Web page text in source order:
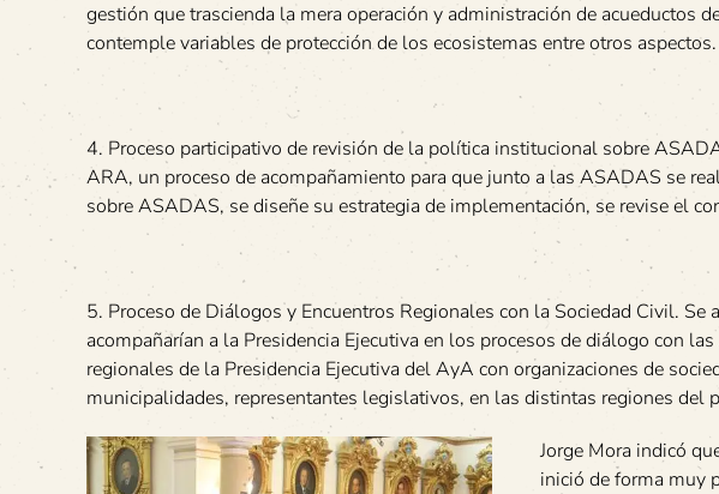
gestión que trascienda la mera operación y administración de acueductos
contemple variables de protección de los ecosistemas entre otros aspectos.
4. Proceso participativo de revisión de la política institucional sobre
ARA, un proceso de acompañamiento para que junto a las ASADAS se
sobre ASADAS, se diseñe su estrategia de implementación, se revise el
5. Proceso de Diálogos y Encuentros Regionales con la Sociedad Civil. Se
acompañarían a la Presidencia Ejecutiva en los procesos de diálogo con
regionales de la Presidencia Ejecutiva del AyA con organizaciones de
municipalidades, representantes legislativos, en las distintas regiones del
Jorge Mora indicó
inició de forma muy